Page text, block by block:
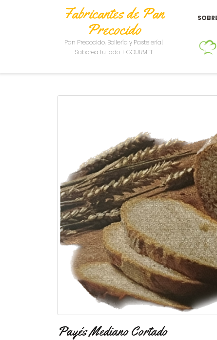
Fabricantes de Pan
Precocido
Pan Precocido, Bollería y Pastelería|
Saborea tu lado + GOURMET
Payés Mediano Cortado